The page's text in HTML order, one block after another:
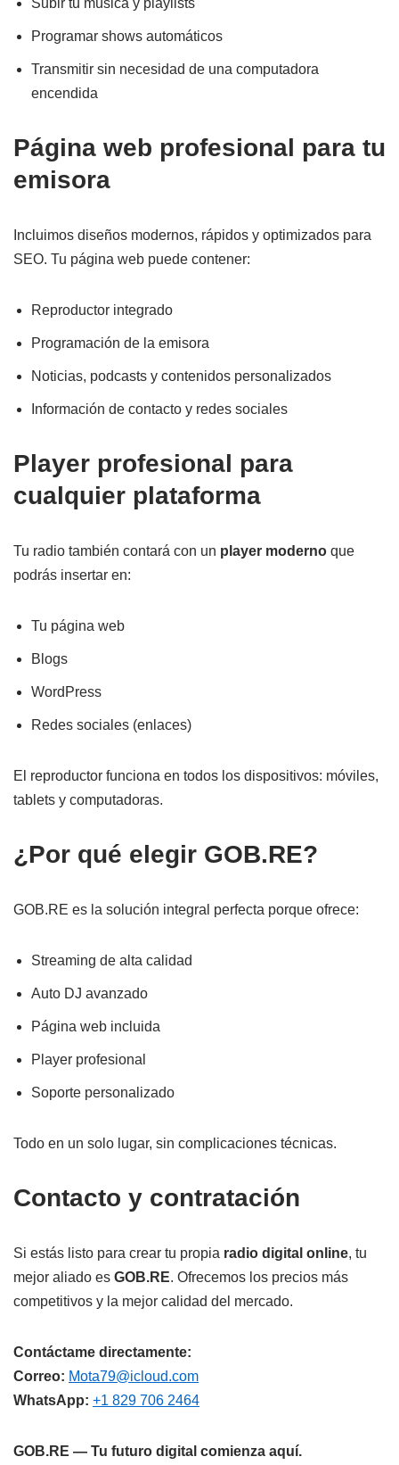
Subir tu música y playlists
Programar shows automáticos
Transmitir sin necesidad de una computadora
encendida
Página web profesional para tu
emisora
Incluimos diseños modernos, rápidos y optimizados para
SEO. Tu página web puede contener:
Reproductor integrado
Programación de la emisora
Noticias, podcasts y contenidos personalizados
Información de contacto y redes sociales
Player profesional para
cualquier plataforma
Tu radio también contará con un player moderno que
podrás insertar en:
Tu página web
Blogs
WordPress
Redes sociales (enlaces)
El reproductor funciona en todos los dispositivos: móviles,
tablets y computadoras.
¿Por qué elegir GOB.RE?
GOB.RE es la solución integral perfecta porque ofrece:
Streaming de alta calidad
Auto DJ avanzado
Página web incluida
Player profesional
Soporte personalizado
Todo en un solo lugar, sin complicaciones técnicas.
Contacto y contratación
Si estás listo para crear tu propia radio digital online, tu
mejor aliado es GOB.RE. Ofrecemos los precios más
competitivos y la mejor calidad del mercado.
Contáctame directamente:
Correo: Mota79@icloud.com
WhatsApp: +1 829 706 2464
GOB.RE — Tu futuro digital comienza aquí.